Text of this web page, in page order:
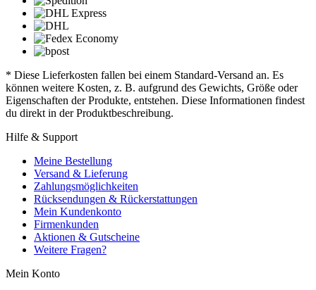
* Diese Lieferkosten fallen bei einem Standard-Versand an. Es
können weitere Kosten, z. B. aufgrund des Gewichts, Größe oder
Eigenschaften der Produkte, entstehen. Diese Informationen findest
du direkt in der Produktbeschreibung.
Hilfe & Support
Meine Bestellung
Versand & Lieferung
Zahlungsmöglichkeiten
Rücksendungen & Rückerstattungen
Mein Kundenkonto
Firmenkunden
Aktionen & Gutscheine
Weitere Fragen?
Mein Konto